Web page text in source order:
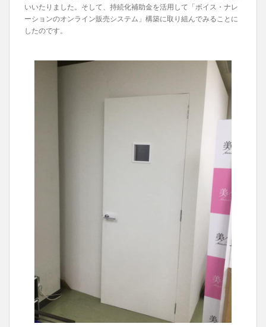
いいたりました。そして、持続化補助金を活用して「ボイス・ナレ
ーションのオンライン販売システム」構築に取り組んでみることに
したのです。